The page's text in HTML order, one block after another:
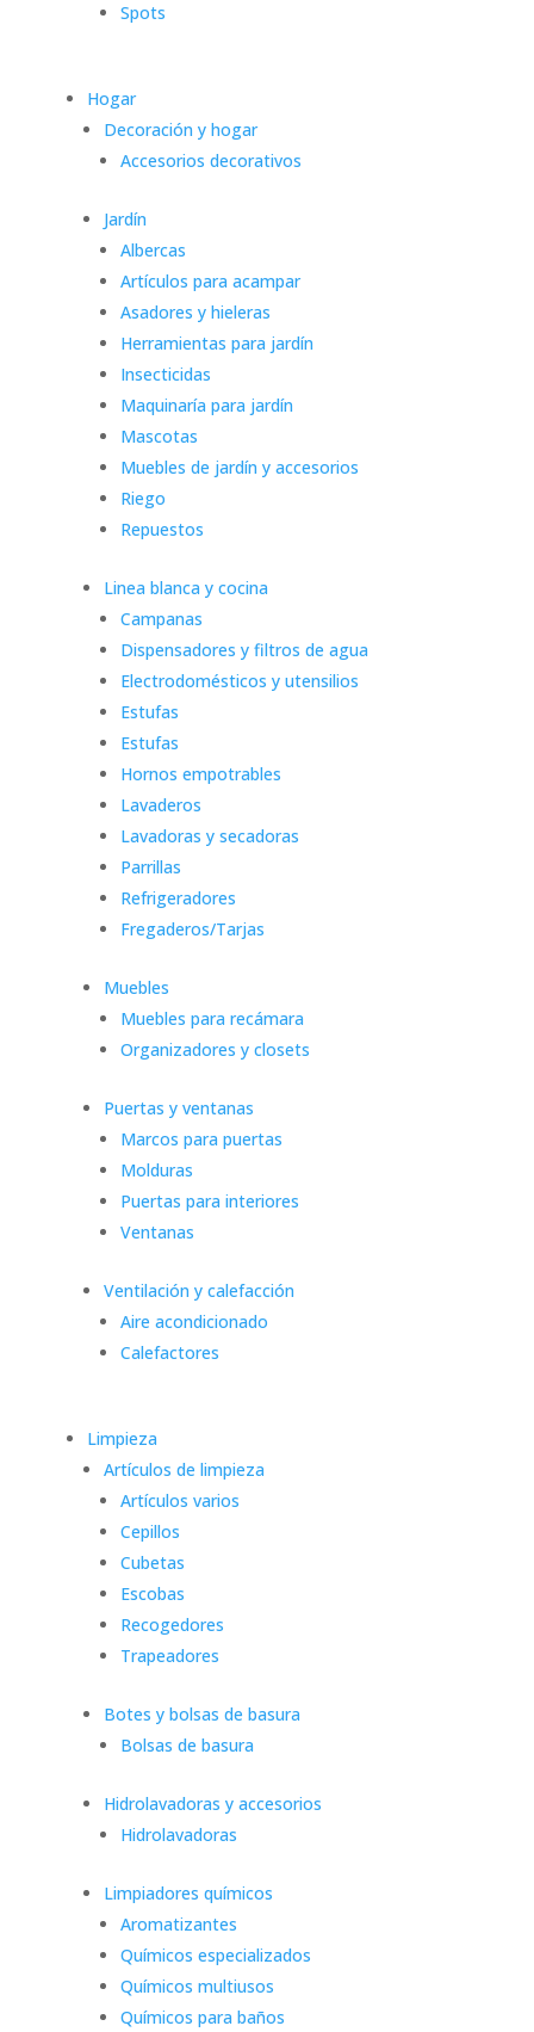
Spots
Hogar
Decoración y hogar
Accesorios decorativos
Jardín
Albercas
Artículos para acampar
Asadores y hieleras
Herramientas para jardín
Insecticidas
Maquinaría para jardín
Mascotas
Muebles de jardín y accesorios
Riego
Repuestos
Linea blanca y cocina
Campanas
Dispensadores y filtros de agua
Electrodomésticos y utensilios
Estufas
Estufas
Hornos empotrables
Lavaderos
Lavadoras y secadoras
Parrillas
Refrigeradores
Fregaderos/Tarjas
Muebles
Muebles para recámara
Organizadores y closets
Puertas y ventanas
Marcos para puertas
Molduras
Puertas para interiores
Ventanas
Ventilación y calefacción
Aire acondicionado
Calefactores
Limpieza
Artículos de limpieza
Artículos varios
Cepillos
Cubetas
Escobas
Recogedores
Trapeadores
Botes y bolsas de basura
Bolsas de basura
Hidrolavadoras y accesorios
Hidrolavadoras
Limpiadores químicos
Aromatizantes
Químicos especializados
Químicos multiusos
Químicos para baños